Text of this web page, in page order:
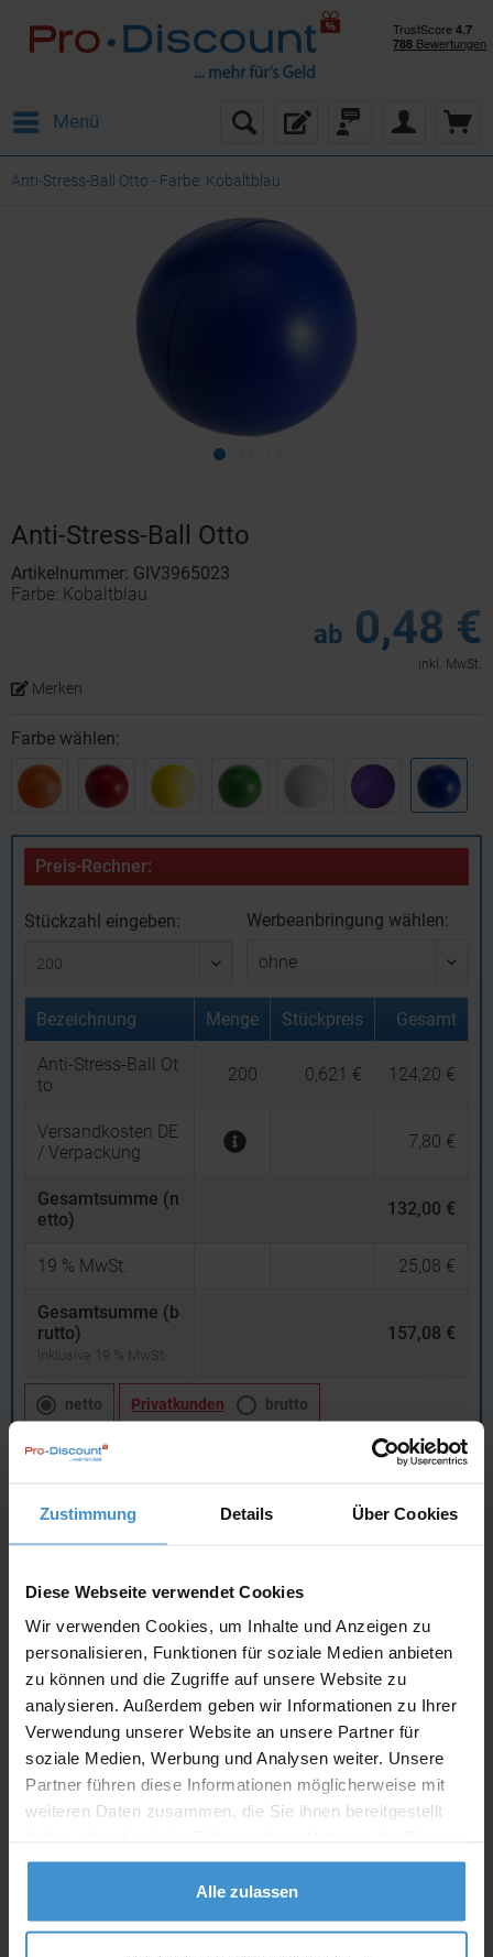
Zustimmung Details Über Cookies
Diese Webseite verwendet Cookies
Wir verwenden Cookies, um Inhalte und Anzeigen zu
personalisieren, Funktionen für soziale Medien anbieten
zu können und die Zugriffe auf unsere Website zu
analysieren. Außerdem geben wir Informationen zu Ihrer
Verwendung unserer Website an unsere Partner für
soziale Medien, Werbung und Analysen weiter. Unsere
Partner führen diese Informationen möglicherweise mit
weiteren Daten zusammen, die Sie ihnen bereitgestellt
gesammelt haben.
Alle zulassen
Menü
Anti-Stress-Ball Otto - Farbe: Kobaltblau
Anti-Stress-Ball Otto
Artikelnummer: GIV3965023
Farbe: Kobaltblau
ab 0,48 €
inkl. MwSt.
Merken
Farbe wählen:
Preis-Rechner:
Stückzahl eingeben: Werbeanbringung wählen:
Bezeichnung Menge Stückpreis Gesamt
Anti-Stress-Ball Ot
to
200 0,621 € 124,20 €
Versandkosten DE
/ Verpackung
7,80 €
Gesamtsumme (n
etto)
132,00 €
19 % MwSt. 25,08 €
Gesamtsumme (b
rutto)
inklusive 19 % MwSt.
157,08 €
netto Privatkunden brutto
Angebot drucken
Individuelle Anfrage
Lieferzeiten
Artikel mit Werbeanbringung: ca. 10 Werktage
Muster mit Ihrer
Werbeanbringung zur Freigabe
der Produktion:
ca. 10 Werktage